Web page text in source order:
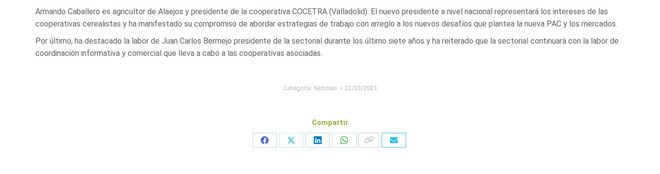
Armando Caballero es agricultor de Alaejos y presidente de la cooperativa COCETRA (Valladolid). El nuevo presidente a nivel nacional representará los intereses de las
cooperativas cerealistas y ha manifestado su compromiso de abordar estrategias de trabajo con arreglo a los nuevos desafíos que plantea la nueva PAC y los mercados.
Por último, ha destacado la labor de Juan Carlos Bermejo presidente de la sectorial durante los último siete años y ha reiterado que la sectorial continuará con la labor de
coordinación informativa y comercial que lleva a cabo a las cooperativas asociadas.
Categoria: Noticias 22/03/2021
Compartir
Share
Share
Share
Share